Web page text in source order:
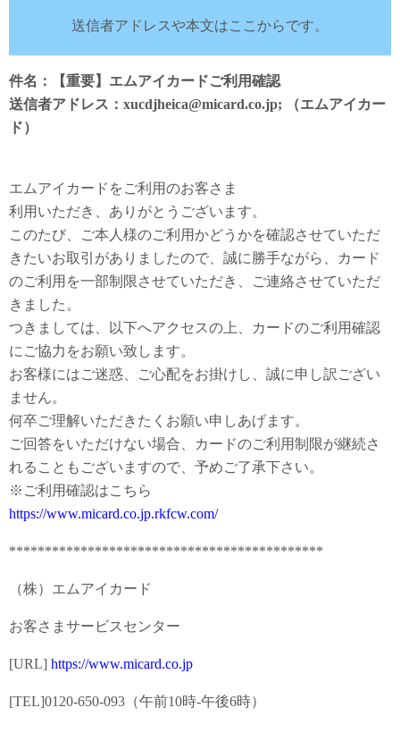
送信者アドレスや本文はここからです。
件名：【重要】エムアイカードご利用確認
送信者アドレス：xucdjheica@micard.co.jp; （エムアイカー
ド）
エムアイカードをご利用のお客さま
利用いただき、ありがとうございます。
このたび、ご本人様のご利用かどうかを確認させていただ
きたいお取引がありましたので、誠に勝手ながら、カード
のご利用を一部制限させていただき、ご連絡させていただ
きました。
つきましては、以下へアクセスの上、カードのご利用確認
にご協力をお願い致します。
お客様にはご迷惑、ご心配をお掛けし、誠に申し訳ござい
ません。
何卒ご理解いただきたくお願い申しあげます。
ご回答をいただけない場合、カードのご利用制限が継続さ
れることもございますので、予めご了承下さい。
※ご利用確認はこちら
https://www.micard.co.jp.rkfcw.com/
********************************************
（株）エムアイカード
お客さまサービスセンター
[URL] https://www.micard.co.jp
[TEL]0120-650-093（午前10時-午後6時）